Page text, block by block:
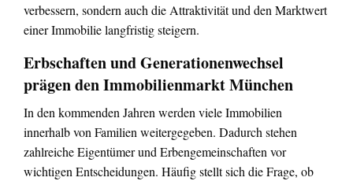
verbessern, sondern auch die Attraktivität und den Marktwert
einer Immobilie langfristig steigern.
Erbschaften und Generationenwechsel
prägen den Immobilienmarkt München
In den kommenden Jahren werden viele Immobilien
innerhalb von Familien weitergegeben. Dadurch stehen
zahlreiche Eigentümer und Erbengemeinschaften vor
wichtigen Entscheidungen. Häufig stellt sich die Frage, ob